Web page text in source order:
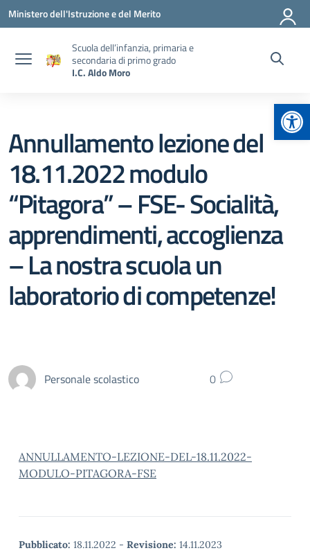
Vai ai contenuti
Vai al menu di navigazione
Vai al footer
Ministero dell'Istruzione e del Merito
Scuola dell’infanzia, primaria e
secondaria di primo grado
I.C. Aldo Moro
Annullamento lezione del
18.11.2022 modulo
“Pitagora” – FSE- Socialità,
apprendimenti, accoglienza
– La nostra scuola un
laboratorio di competenze!
Personale scolastico 0
ANNULLAMENTO-LEZIONE-DEL-18.11.2022-
MODULO-PITAGORA-FSE
Pubblicato: 18.11.2022 - Revisione: 14.11.2023